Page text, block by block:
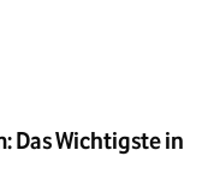
Das Wichtigste in